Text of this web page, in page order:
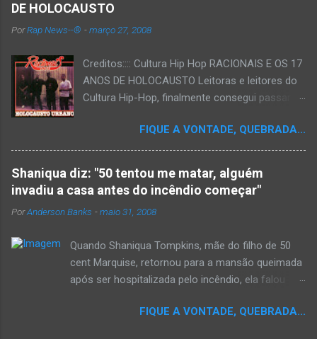
DE HOLOCAUSTO
PorRap News--® -março 27, 2008
Creditos:::: Cultura Hip Hop RACIONAIS E OS 17
ANOS DE HOLOCAUSTO Leitoras e leitores do
Cultura Hip-Hop, finalmente consegui passar
que há muito tempo vinha maturando: uma
espécie de "ensaio-tributo" ao disco mais
importante do rap brasileiro, que completará 17
anos agora em 2008. Falo de "Holocausto
Urbano", do grupo paulistano Racionais MC's.
Como de costume, uma pequena digressão. É
que o brasileiro não tem memória. Fala-se
muito por aí que não cultuamos nossos
antepassados nem nossa rica história
cabe a nós, formadores de opinião
FIQUE A VONTADE, QUEBRADA...
Shaniqua diz: "50 tentou me matar, alguém
invadiu a casa antes do incêndio começar"
PorAnderson Banks -maio 31, 2008
Quando Shaniqua Tompkins, mãe do filho de 50
cent Marquise, retornou para a mansão queimada
após ser hospitalizada pelo incêndio, ela falou
argumentações ao jornal. quando um repórter
FIQUE A VONTADE, QUEBRADA...